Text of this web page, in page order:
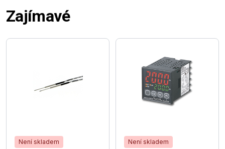
Zajímavé
Není skladem Není skladem